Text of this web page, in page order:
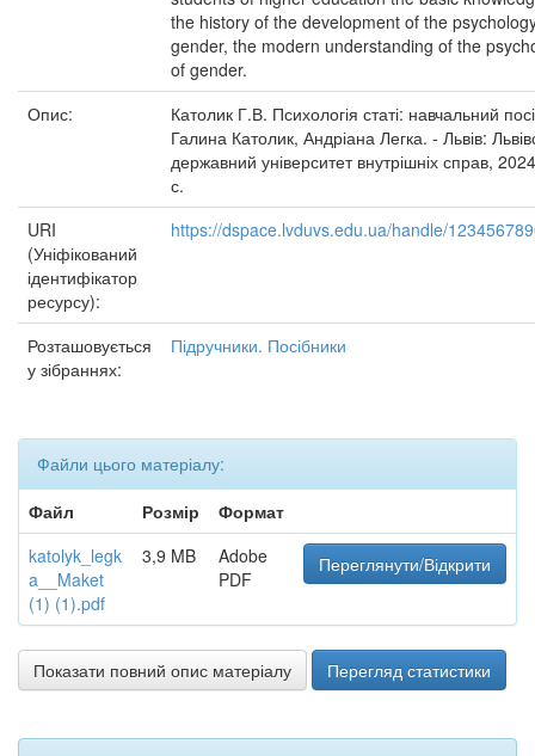
the history of the development of the
gender, the modern understanding of the
of gender.
Опис:
Католик Г.В. Психологія статі: навчальний
Галина Католик, Андріана Легка. - Львів:
державний університет внутрішніх справ,
с.
URI
(Уніфікований
ідентифікатор
ресурсу):
https://dspace.lvduvs.edu.ua/handle/
Розташовується
у зібраннях:
Підручники. Посібники
Файли цього матеріалу:
Файл
Розмір
Формат
katolyk_legk
a__Maket
(1) (1).pdf
3,9 MB
Adobe
PDF
Переглянути/Відкрити
Показати повний опис матеріалу Перегляд статистики